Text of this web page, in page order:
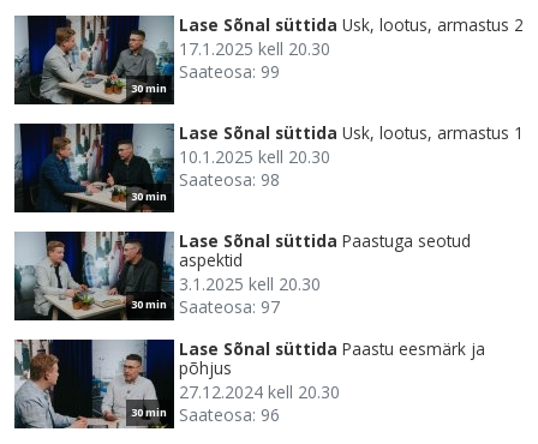
30 min
Lase Sõnal süttida Usk, lootus, armastus 2
17.1.2025 kell 20.30
Saateosa: 99
30 min
Lase Sõnal süttida Usk, lootus, armastus 1
10.1.2025 kell 20.30
Saateosa: 98
30 min
Lase Sõnal süttida Paastuga seotud
aspektid
3.1.2025 kell 20.30
Saateosa: 97
30 min
Lase Sõnal süttida Paastu eesmärk ja
põhjus
27.12.2024 kell 20.30
Saateosa: 96